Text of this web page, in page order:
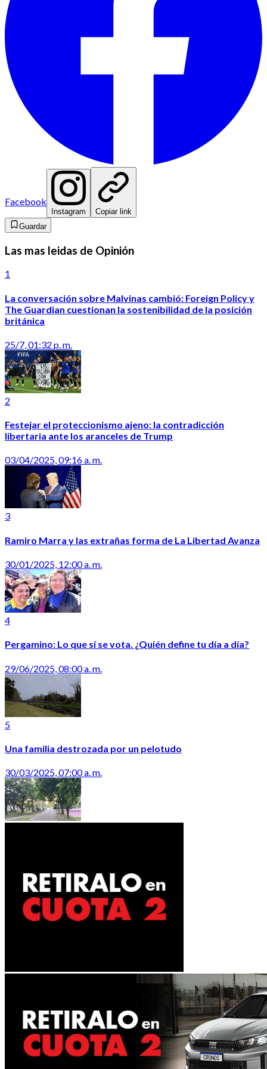
Facebook
Instagram
Copiar link
Guardar
Las mas leidas de Opinión
1
La conversación sobre Malvinas cambió: Foreign Policy y
The Guardian cuestionan la sostenibilidad de la posición
británica
25/7, 01:32 p. m.
2
Festejar el proteccionismo ajeno: la contradicción
libertaria ante los aranceles de Trump
03/04/2025, 09:16 a. m.
3
Ramiro Marra y las extrañas forma de La Libertad Avanza
30/01/2025, 12:00 a. m.
4
Pergamino: Lo que sí se vota. ¿Quién define tu día a día?
29/06/2025, 08:00 a. m.
5
Una familia destrozada por un pelotudo
30/03/2025, 07:00 a. m.